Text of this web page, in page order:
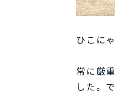
ひこに
常に厳
した。